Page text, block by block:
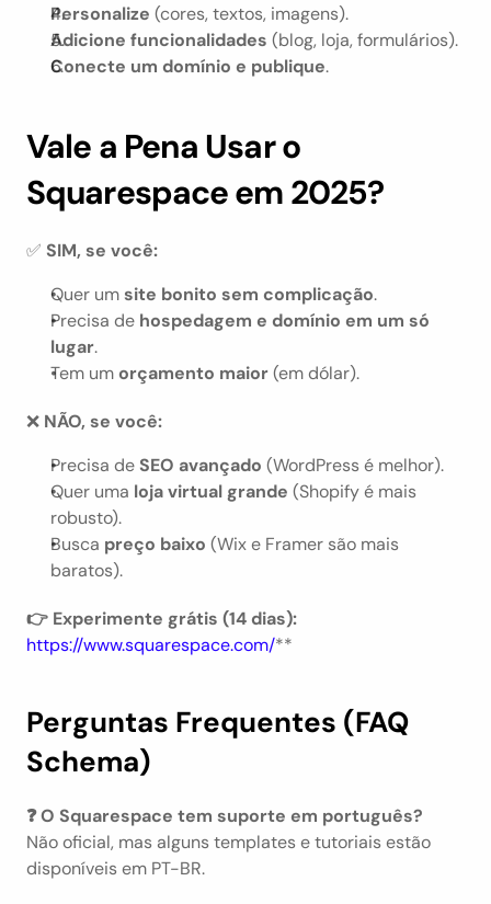
Personalize (cores, textos, imagens).
Adicione funcionalidades (blog, loja, formulários).
Conecte um domínio e publique.
Vale a Pena Usar o
Squarespace em 2025?
✅ SIM, se você:
Quer um site bonito sem complicação.
Precisa de hospedagem e domínio em um só
lugar.
Tem um orçamento maior (em dólar).
❌ NÃO, se você:
Precisa de SEO avançado (WordPress é melhor).
Quer uma loja virtual grande (Shopify é mais
robusto).
Busca preço baixo (Wix e Framer são mais
baratos).
👉 Experimente grátis (14 dias):
https://www.squarespace.com/**
Perguntas Frequentes (FAQ
Schema)
❓ O Squarespace tem suporte em português?
Não oficial, mas alguns templates e tutoriais estão
disponíveis em PT-BR.